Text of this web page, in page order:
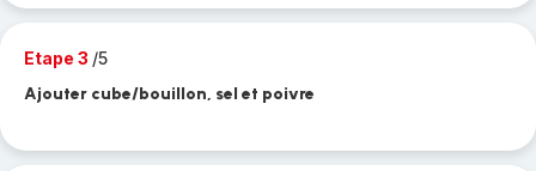
Etape 3 /5
Ajouter cube/bouillon, sel et poivre